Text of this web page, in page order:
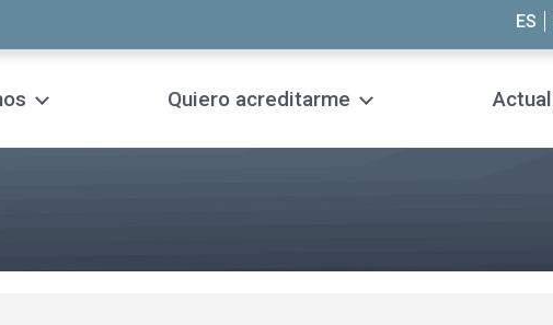
ES
Quiero acreditarme